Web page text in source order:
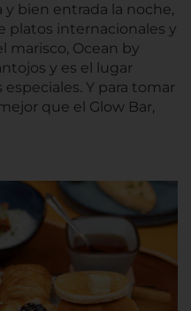
y bien entrada la noche,
platos internacionales y
marisco, Ocean by
y es el lugar
Y para tomar
que el Glow Bar,